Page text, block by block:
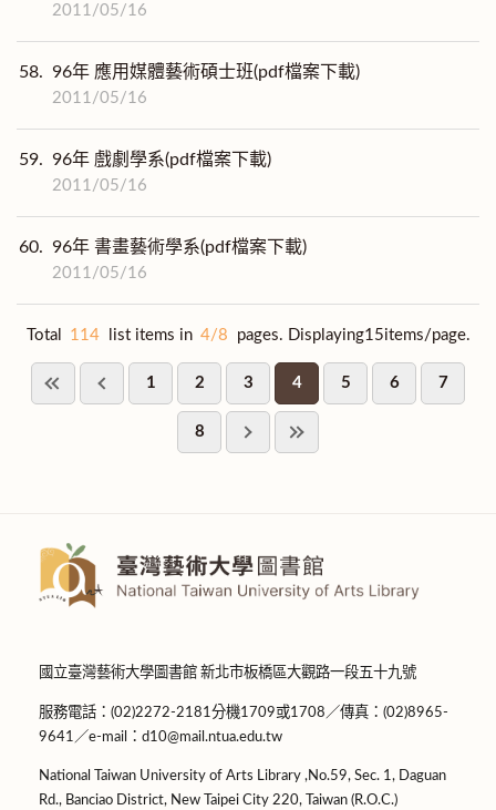
2011/05/16
58. 96年 應用媒體藝術碩士班(pdf檔案下載)
2011/05/16
59. 96年 戲劇學系(pdf檔案下載)
2011/05/16
60. 96年 書畫藝術學系(pdf檔案下載)
2011/05/16
Total 114 list items in 4/8 pages. Displaying15items/page.
1 2 3 4 5 6 7
8
國立臺灣藝術大學圖書館 新北市板橋區大觀路一段五十九號
服務電話：(02)2272-2181分機1709或1708／傳真：(02)8965-
9641／e-mail：d10@mail.ntua.edu.tw
National Taiwan University of Arts Library ,No.59, Sec. 1, Daguan
Rd., Banciao District, New Taipei City 220, Taiwan (R.O.C.)